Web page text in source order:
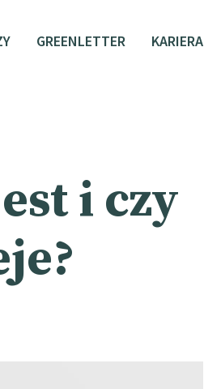
GREENLETTER KARIERA
i czy